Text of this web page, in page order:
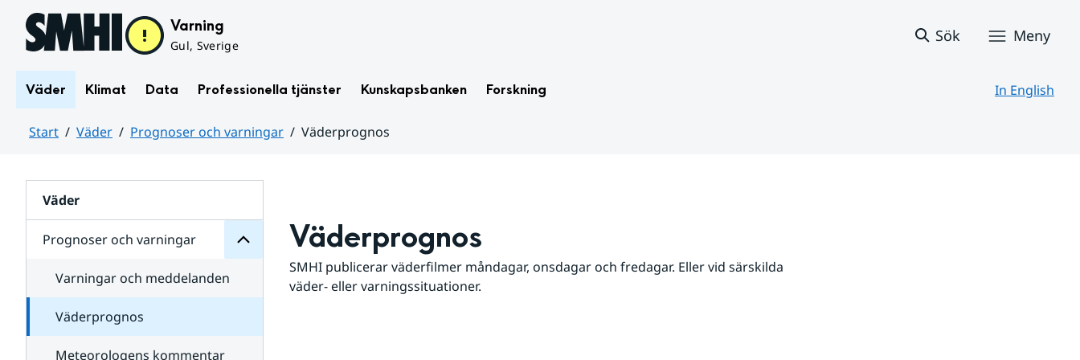
Hoppa till sidans innehåll Varning
Gul, Sverige
Sök Meny
Väder Klimat Data Professionella tjänster Kunskapsbanken Forskning In English
Start Väder Prognoser och varningar
Väderprognos
Väder
Prognoser och varningar
för
varningar
Varningar och meddelanden
Väderprognos
Meteorologens kommentar
Väderprognos
SMHI publicerar väderfilmer måndagar, onsdagar och fredagar. Eller vid särskilda
väder- eller varningssituationer.